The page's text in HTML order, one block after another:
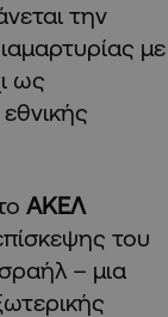
την
με
ως
ΑΚΕΛ
του
– μια